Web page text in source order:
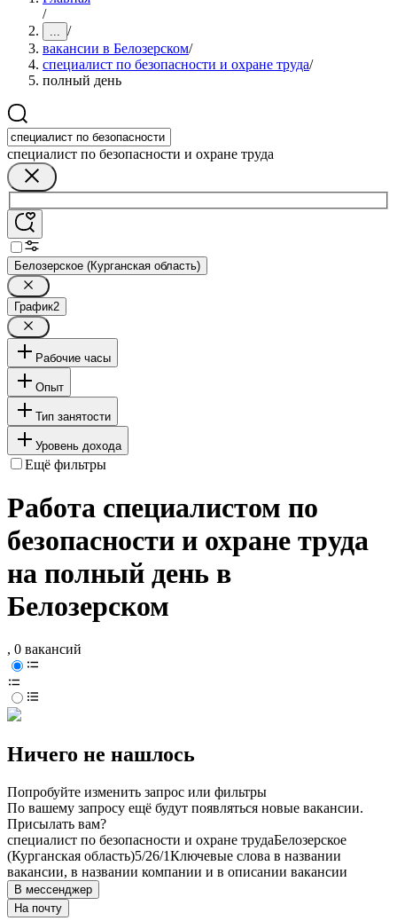
/
... /
вакансии в Белозерском/
специалист по безопасности и охране труда/
полный день
специалист по безопасности и охране труда
Белозерское (Курганская область)
График2
Рабочие часы
Опыт
Тип занятости
Уровень дохода
Ещё фильтры
Работа специалистом по
безопасности и охране труда
на полный день в
Белозерском
, 0 вакансий
Ничего не нашлось
Попробуйте изменить запрос или фильтры
По вашему запросу ещё будут появляться новые вакансии.
Присылать вам?
специалист по безопасности и охране трудаБелозерское
(Курганская область)5/26/1Ключевые слова в названии
вакансии, в названии компании и в описании вакансии
В мессенджер
На почту